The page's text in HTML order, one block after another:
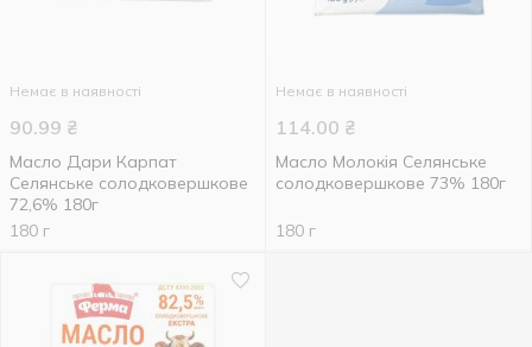
Немає в наявності
90.99 ₴
Масло Дари Карпат
Селянське солодковершкове
72,6% 180г
180 г
Немає в наявності
114.00 ₴
Масло Молокія Селянське
солодковершкове 73% 180г
180 г